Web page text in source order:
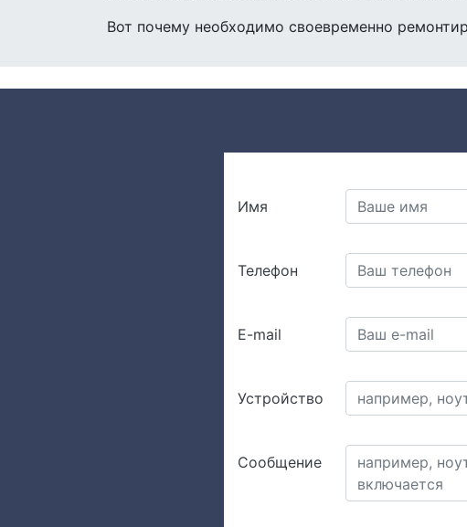
Вот почему необходимо своевременно
Имя
Телефон
E-mail
Устройство
Сообщение